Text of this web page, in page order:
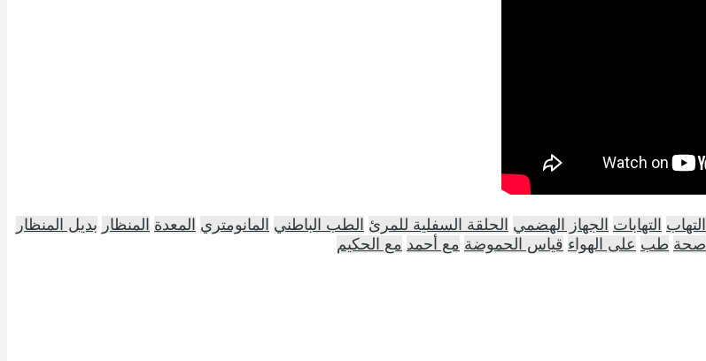
التهاب التهابات الجهاز الهضمي الحلقة السفلية للمرئ الطب الباطني المانومتري المعدة المنظار بديل المنظار
صحة طب على الهواء قياس الحموضة مع أحمد مع الحكيم